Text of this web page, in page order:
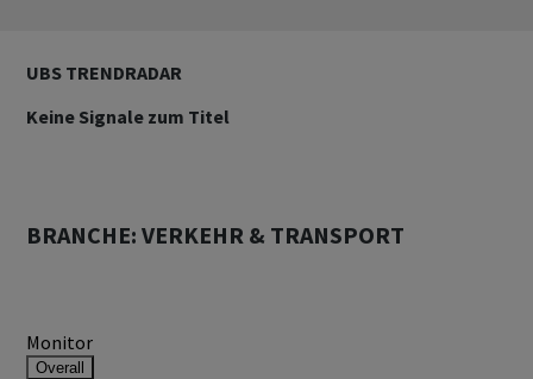
UBS TRENDRADAR
Keine Signale zum Titel
BRANCHE: VERKEHR & TRANSPORT
Monitor
Overall